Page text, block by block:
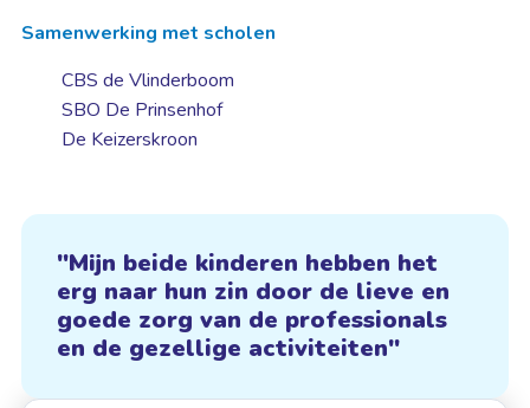
Samenwerking met scholen
CBS de Vlinderboom
SBO De Prinsenhof
De Keizerskroon
Mijn beide kinderen hebben het
erg naar hun zin door de lieve en
goede zorg van de professionals
en de gezellige activiteiten